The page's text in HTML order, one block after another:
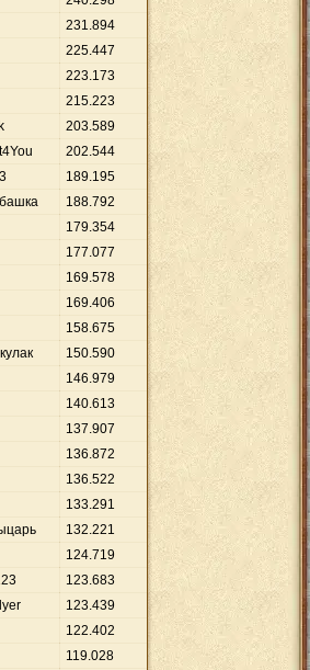
231.894
225.447
223.173
215.223
203.589
202.544
189.195
188.792
179.354
177.077
169.578
169.406
158.675
150.590
146.979
140.613
137.907
136.872
136.522
133.291
132.221
124.719
123.683
123.439
122.402
119.028